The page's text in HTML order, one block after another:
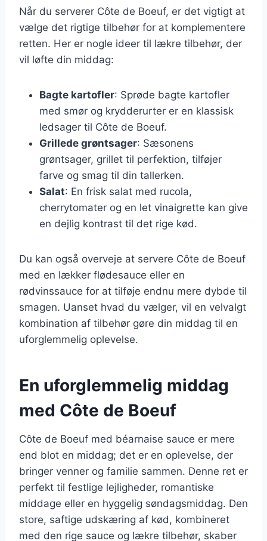
Når du serverer Côte de Boeuf, er det vigtigt at
vælge det rigtige tilbehør for at komplementere
retten. Her er nogle ideer til lækre tilbehør, der
vil løfte din middag:
Bagte kartofler: Sprøde bagte kartofler
med smør og krydderurter er en klassisk
ledsager til Côte de Boeuf.
Grillede grøntsager: Sæsonens
grøntsager, grillet til perfektion, tilføjer
farve og smag til din tallerken.
Salat: En frisk salat med rucola,
cherrytomater og en let vinaigrette kan give
en dejlig kontrast til det rige kød.
Du kan også overveje at servere Côte de Boeuf
med en lækker flødesauce eller en
rødvinssauce for at tilføje endnu mere dybde til
smagen. Uanset hvad du vælger, vil en velvalgt
kombination af tilbehør gøre din middag til en
uforglemmelig oplevelse.
En uforglemmelig middag
med Côte de Boeuf
Côte de Boeuf med béarnaise sauce er mere
end blot en middag; det er en oplevelse, der
bringer venner og familie sammen. Denne ret er
perfekt til festlige lejligheder, romantiske
middage eller en hyggelig søndagsmiddag. Den
store, saftige udskæring af kød, kombineret
med den rige sauce og lækre tilbehør, skaber